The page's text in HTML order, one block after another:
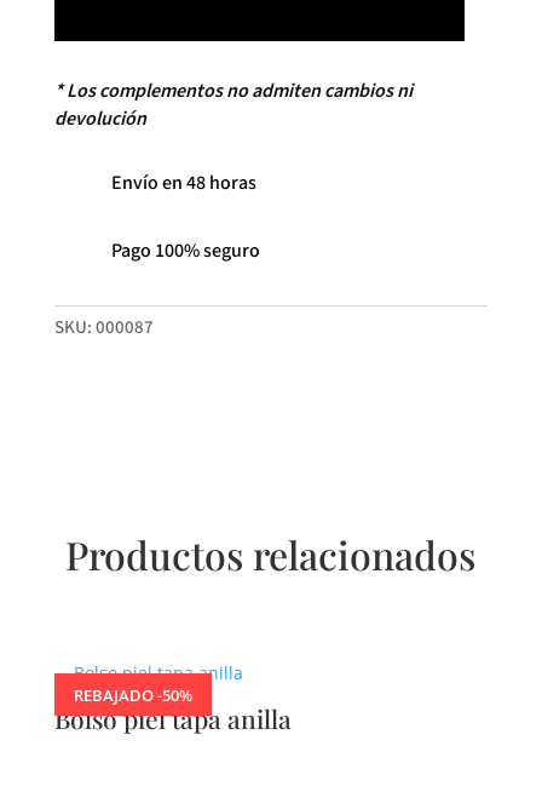
* Los complementos no admiten cambios ni
devolución
Envío en 48 horas
Pago 100% seguro
SKU: 000087
Productos relacionados
REBAJADO -50%
Bolso piel tapa anilla